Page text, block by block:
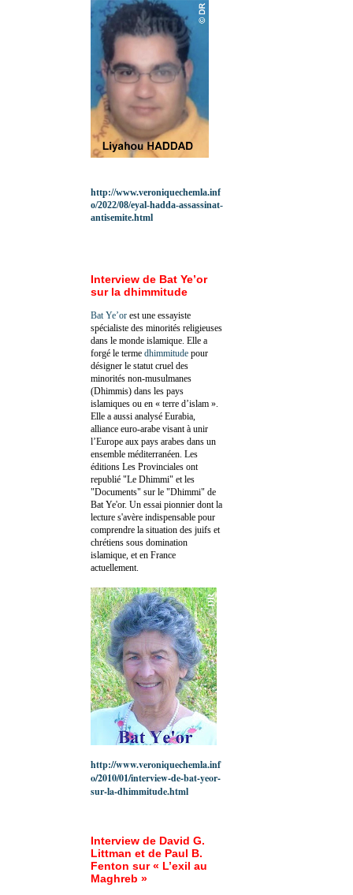
http://www.veroniquechemla.inf
o/2022/08/eyal-hadda-assassinat-
antisemite.html
Interview de Bat Ye’or
sur la dhimmitude
Bat Ye’or est une essayiste
spécialiste des minorités religieuses
dans le monde islamique. Elle a
forgé le terme dhimmitude pour
désigner le statut cruel des
minorités non-musulmanes
(Dhimmis) dans les pays
islamiques ou en « terre d’islam ».
Elle a aussi analysé Eurabia,
alliance euro-arabe visant à unir
l’Europe aux pays arabes dans un
ensemble méditerranéen. Les
éditions Les Provinciales ont
republié "Le Dhimmi" et les
"Documents" sur le "Dhimmi" de
Bat Ye'or. Un essai pionnier dont la
lecture s'avère indispensable pour
comprendre la situation des juifs et
chrétiens sous domination
islamique, et en France
actuellement.
http://www.veroniquechemla.inf
o/2010/01/interview-de-bat-yeor-
sur-la-dhimmitude.html
Interview de David G.
Littman et de Paul B.
Fenton sur « L’exil au
Maghreb »